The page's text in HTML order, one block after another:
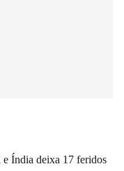
Índia deixa 17 feridos